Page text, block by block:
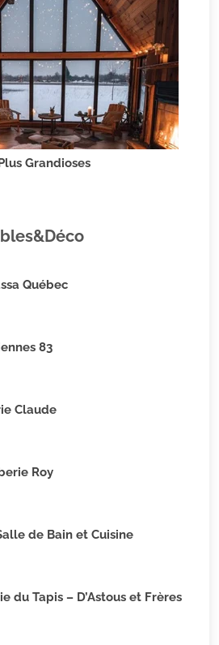
Grandioses
Québec
83
Claude
Roy
de Bain et Cuisine
du Tapis – D’Astous et Frères